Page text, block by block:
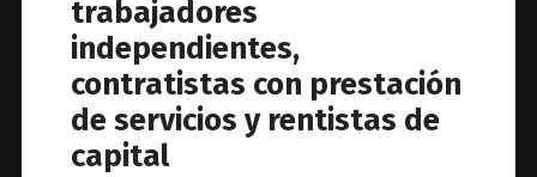
trabajadores
independientes,
contratistas con prestación
de servicios y rentistas de
capital